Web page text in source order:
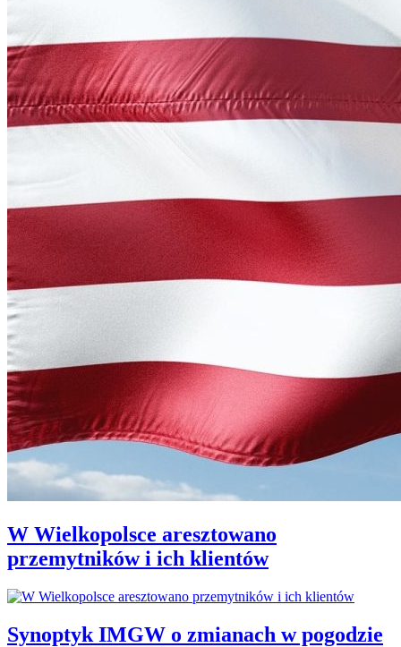
W Wielkopolsce aresztowano
przemytników i ich klientów
Synoptyk IMGW o zmianach w pogodzie